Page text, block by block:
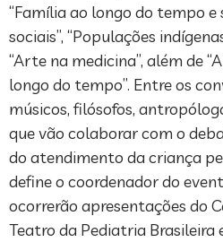
“Família ao longo do tempo e
sociais”, “Populações
“Arte na medicina”, além de
longo do tempo”. Entre os
músicos, filósofos,
que vão colaborar com o
do atendimento da criança
define o coordenador do
ocorrerão apresentações do
Teatro da Pediatria Brasileira